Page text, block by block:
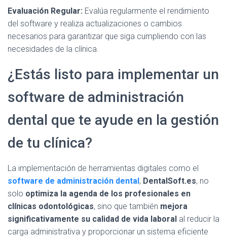
Evaluación Regular: Evalúa regularmente el rendimiento
del software y realiza actualizaciones o cambios
necesarios para garantizar que siga cumpliendo con las
necesidades de la clínica.
¿Estás listo para implementar un
software de administración
dental que te ayude en la gestión
de tu clínica?
La implementación de herramientas digitales como el
software de administración dental, DentalSoft.es, no
solo optimiza la agenda de los profesionales en
clínicas odontológicas, sino que también mejora
significativamente su calidad de vida laboral al reducir la
carga administrativa y proporcionar un sistema eficiente